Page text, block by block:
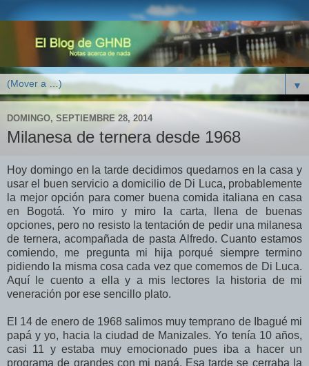
▼
DOMINGO, SEPTIEMBRE 28, 2014
Milanesa de ternera desde 1968
Hoy domingo en la tarde decidimos quedarnos en la casa y
usar el buen servicio a domicilio de Di Luca, probablemente
la mejor opción para comer buena comida italiana en casa
en Bogotá. Yo miro y miro la carta, llena de buenas
opciones, pero no resisto la tentación de pedir una milanesa
de ternera, acompañada de pasta Alfredo. Cuanto estamos
comiendo, me pregunta mi hija porqué siempre termino
pidiendo la misma cosa cada vez que comemos de Di Luca.
Aquí le cuento a ella y a mis lectores la historia de mi
veneración por ese sencillo plato.
El 14 de enero de 1968 salimos muy temprano de Ibagué mi
papá y yo, hacia la ciudad de Manizales. Yo tenía 10 años,
casi 11 y estaba muy emocionado pues iba a hacer un
programa de grandes con mi papá. Esa tarde se cerraba la